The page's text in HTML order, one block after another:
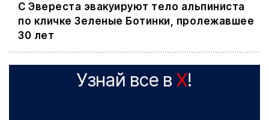
С Эвереста эвакуируют тело альпиниста
по кличке Зеленые Ботинки, пролежавшее
30 лет
Узнай все в X!